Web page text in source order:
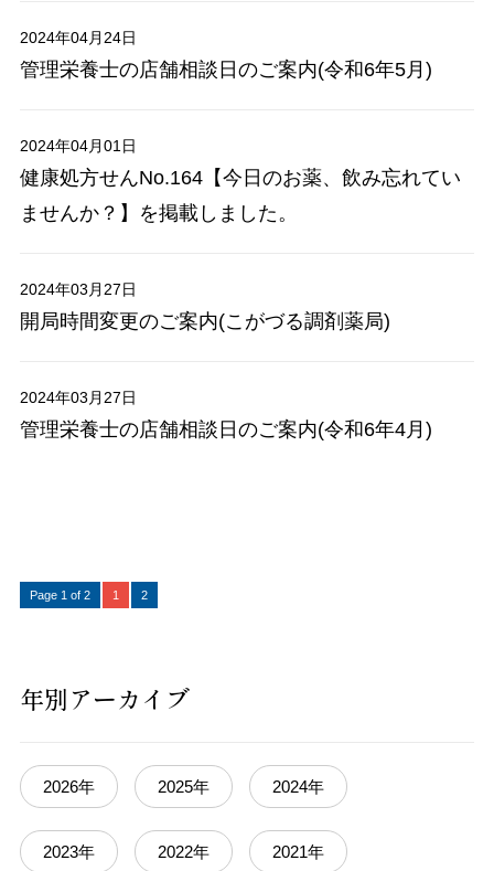
2024年04月24日
管理栄養士の店舗相談日のご案内(令和6年5月)
2024年04月01日
健康処方せんNo.164【今日のお薬、飲み忘れてい
ませんか？】を掲載しました。
2024年03月27日
開局時間変更のご案内(こがづる調剤薬局)
2024年03月27日
管理栄養士の店舗相談日のご案内(令和6年4月)
Page 1 of 2 1 2
年別アーカイブ
2026年 2025年 2024年
2023年 2022年 2021年